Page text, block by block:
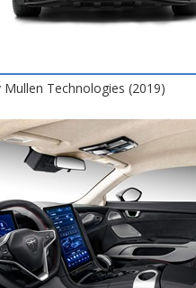
Mullen Technologies (2019)